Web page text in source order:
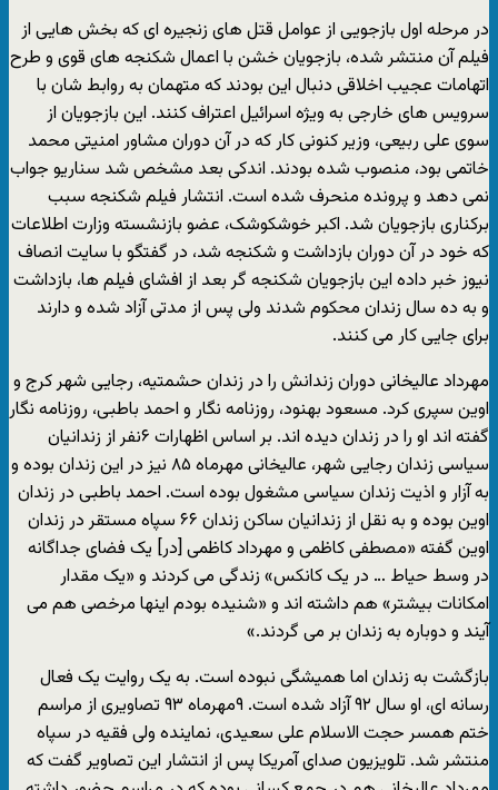
در مرحله اول بازجویی از عوامل قتل های زنجیره ای که بخش هایی از
فیلم آن منتشر شده، بازجویان خشن با اعمال شکنجه های قوی و طرح
اتهامات عجیب اخلاقی دنبال این بودند که متهمان به روابط شان با
سرویس های خارجی به ویژه اسرائیل اعتراف کنند. این بازجویان از
سوی علی ربیعی، وزیر کنونی کار که در آن دوران مشاور امنیتی محمد
خاتمی بود، منصوب شده بودند. اندکی بعد مشخص شد سناریو جواب
نمی دهد و پرونده منحرف شده است. انتشار فیلم شکنجه سبب
برکناری بازجویان شد. اکبر خوشکوشک، عضو بازنشسته وزارت اطلاعات
که خود در آن دوران بازداشت و شکنجه شد، در گفتگو با سایت انصاف
نیوز خبر داده این بازجویان شکنجه گر بعد از افشای فیلم ها، بازداشت
و به ده سال زندان محکوم شدند ولی پس از مدتی آزاد شده و دارند
برای جایی کار می کنند.
مهرداد عالیخانی دوران زندانش را در زندان حشمتیه، رجایی شهر کرج و
اوین سپری کرد. مسعود بهنود، روزنامه نگار و احمد باطبی، روزنامه نگار
گفته اند او را در زندان دیده اند. بر اساس اظهارات ۶نفر از زندانیان
سیاسی زندان رجایی شهر، عالیخانی مهرماه ۸۵ نیز در این زندان بوده و
به آزار و اذیت زندان سیاسی مشغول بوده است. احمد باطبی در زندان
اوین بوده و به نقل از زندانیان ساکن زندان ۶۶ سپاه مستقر در زندان
اوین گفته «مصطفی کاظمی و مهرداد کاظمی [در] یک فضای جداگانه
در وسط حیاط … در یک کانکس» زندگی می کردند و «یک مقدار
امکانات بیشتر» هم داشته اند و «شنیده بودم اینها مرخصی هم می
آیند و دوباره به زندان بر می گردند.»
بازگشت به زندان اما همیشگی نبوده است. به یک روایت یک فعال
رسانه ای، او سال ۹۲ آزاد شده است. ۹مهرماه ۹۳ تصاویری از مراسم
ختم همسر حجت الاسلام علی سعیدی، نماینده ولی فقیه در سپاه
منتشر شد. تلویزیون صدای آمریکا پس از انتشار این تصاویر گفت که